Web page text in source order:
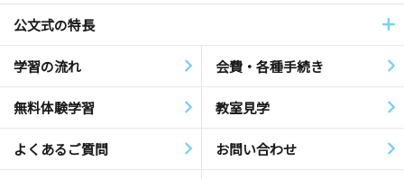
公文式の特長
学習の流れ 会費・各種手続き
無料体験学習 教室見学
よくあるご質問 お問い合わせ